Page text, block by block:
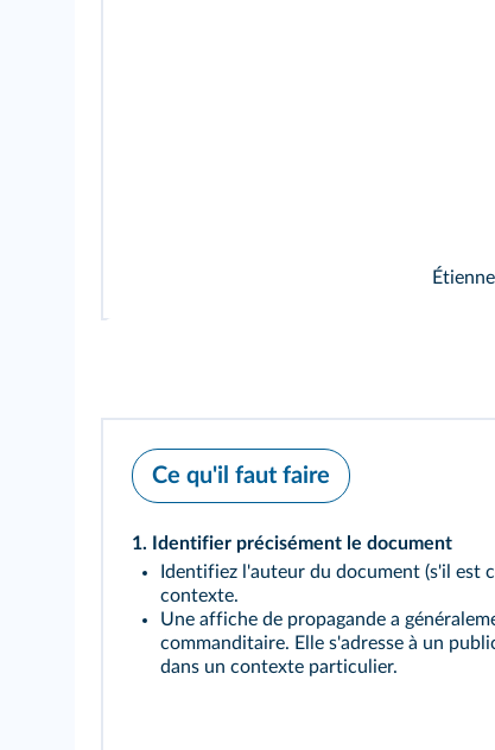
Ce qu'il faut faire
1. Identifier précisément le document
Identifiez l'auteur du document (s'il est
contexte.
Une affiche de propagande a
commanditaire. Elle s'adresse à un
dans un contexte particulier.